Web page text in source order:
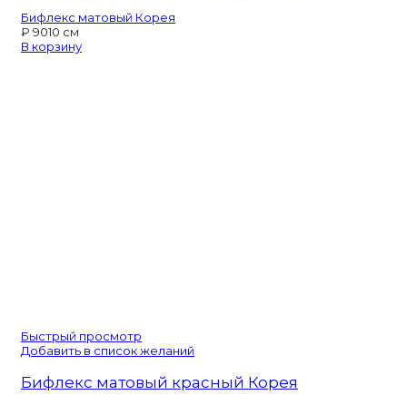
Бифлекс матовый Корея
₽ 9010 см
В корзину
Быстрый просмотр
Добавить в список желаний
Бифлекс матовый красный Корея